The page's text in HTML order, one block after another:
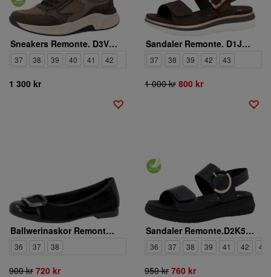
Sneakers Remonte. D3V00-25
37 38 39 40 41 42
1 300 kr
Sandaler Remonte. D1J62-25
37 38 39 42 43
1 000 kr 800 kr
Ballwerinaskor Remonte. D0K12-02
36 37 38
900 kr 720 kr
Sandaler Remonte.D2K50-00
36 37 38 39 41 42 43
950 kr 760 kr